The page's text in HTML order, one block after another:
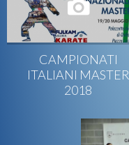
CAMPIONATI
ITALIANI MASTER
2018